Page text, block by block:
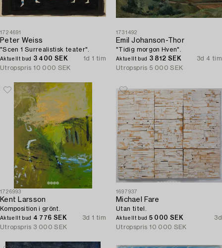
1724691
Peter Weiss
"Scen 1 Surrealistisk teater".
Aktuellt bud 3 400 SEK
1d 1 tim
Utropspris 10 000 SEK
1731492
Emil Johanson-Thor
"Tidig morgon Hven".
Aktuellt bud 3 812 SEK
3d 4 tim
Utropspris 5 000 SEK
1726993
Kent Larsson
Komposition i grönt.
Aktuellt bud 4 776 SEK
3d 1 tim
Utropspris 3 000 SEK
1697937
Michael Fare
Utan titel.
Aktuellt bud 5 000 SEK
3d
Utropspris 10 000 SEK